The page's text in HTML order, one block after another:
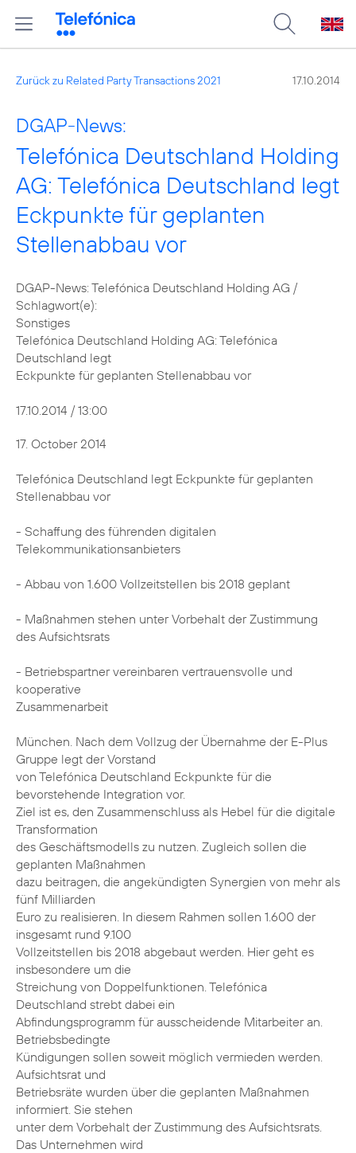
Zurück zu Related Party Transactions 2021 17.10.2014
DGAP-News:
Telefónica Deutschland Holding
AG: Telefónica Deutschland legt
Eckpunkte für geplanten
Stellenabbau vor
DGAP-News: Telefónica Deutschland Holding AG /
Schlagwort(e):
Sonstiges
Telefónica Deutschland Holding AG: Telefónica
Deutschland legt
Eckpunkte für geplanten Stellenabbau vor
17.10.2014 / 13:00
17. October 2014
Telefónica Deutschland legt Eckpunkte für geplanten
Stellenabbau vor
- Schaffung des führenden digitalen
Telekommunikationsanbieters
- Abbau von 1.600 Vollzeitstellen bis 2018 geplant
- Maßnahmen stehen unter Vorbehalt der Zustimmung
des Aufsichtsrats
- Betriebspartner vereinbaren vertrauensvolle und
kooperative
Zusammenarbeit
München. Nach dem Vollzug der Übernahme der E-Plus
Gruppe legt der Vorstand
von Telefónica Deutschland Eckpunkte für die
bevorstehende Integration vor.
Ziel ist es, den Zusammenschluss als Hebel für die digitale
Transformation
des Geschäftsmodells zu nutzen. Zugleich sollen die
geplanten Maßnahmen
dazu beitragen, die angekündigten Synergien von mehr als
fünf Milliarden
Euro zu realisieren. In diesem Rahmen sollen 1.600 der
insgesamt rund 9.100
Vollzeitstellen bis 2018 abgebaut werden. Hier geht es
insbesondere um die
Streichung von Doppelfunktionen. Telefónica
Deutschland strebt dabei ein
Abfindungsprogramm für ausscheidende Mitarbeiter an.
Betriebsbedingte
Kündigungen sollen soweit möglich vermieden werden.
Aufsichtsrat und
Betriebsräte wurden über die geplanten Maßnahmen
informiert. Sie stehen
unter dem Vorbehalt der Zustimmung des Aufsichtsrats.
Das Unternehmen wird